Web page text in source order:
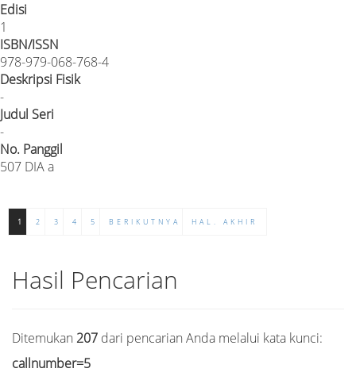
Edisi
1
ISBN/ISSN
978-979-068-768-4
Deskripsi Fisik
-
Judul Seri
-
No. Panggil
507 DIA a
1 2 3 4 5 BERIKUTNYA HAL. AKHIR
Hasil Pencarian
Ditemukan 207 dari pencarian Anda melalui kata kunci:
callnumber=5